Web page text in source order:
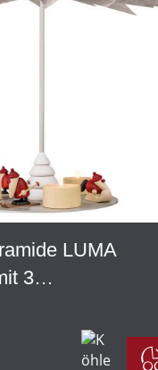
LUMA
3
im Set